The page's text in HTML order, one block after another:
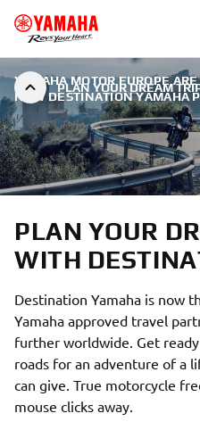
PLAN YOUR DREAM
YAMAHA MOTOR EUROPE
NEW DESTINATION YAMAHA
PLAN YOUR
WITH
Destination Yamaha is now
Yamaha approved travel
further worldwide. Get
roads for an adventure of a
can give. True motorcycle
mouse clicks away.